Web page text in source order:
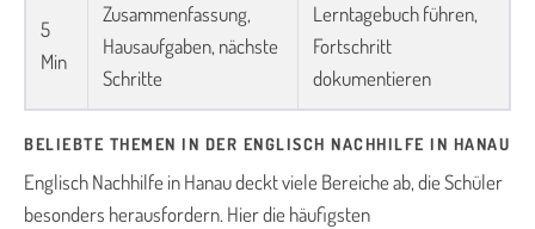
5
Min
Zusammenfassung,
Hausaufgaben, nächste
Schritte
Lerntagebuch führen,
Fortschritt
dokumentieren
BELIEBTE THEMEN IN DER ENGLISCH NACHHILFE IN HANAU
Englisch Nachhilfe in Hanau deckt viele Bereiche ab, die Schüler
besonders herausfordern. Hier die häufigsten